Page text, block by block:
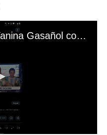
El mal momento de Yanina Gasañol con un hincha argentino en "Subrayado"